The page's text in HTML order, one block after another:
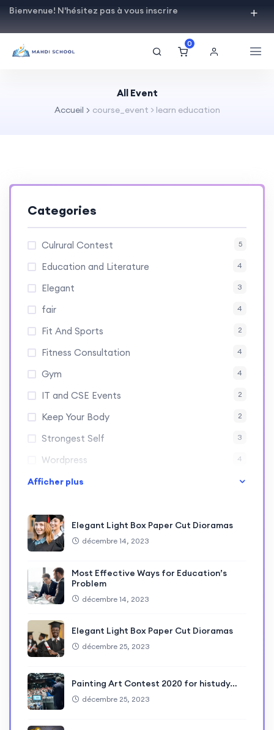
Bienvenue! N'hésitez pas à vous inscrire
0
All Event
Accueil course_event > learn education
Categories
Culrural Contest 5
Education and Literature 4
Elegant 3
fair 4
Fit And Sports 2
Fitness Consultation 4
Gym 4
IT and CSE Events 2
Keep Your Body 2
Strongest Self 3
Wordpress 4
Afficher plus
Elegant Light Box Paper Cut Dioramas
décembre 14, 2023
Most Effective Ways for Education’s
Problem
décembre 14, 2023
Elegant Light Box Paper Cut Dioramas
décembre 25, 2023
Painting Art Contest 2020 for histudy…
décembre 25, 2023